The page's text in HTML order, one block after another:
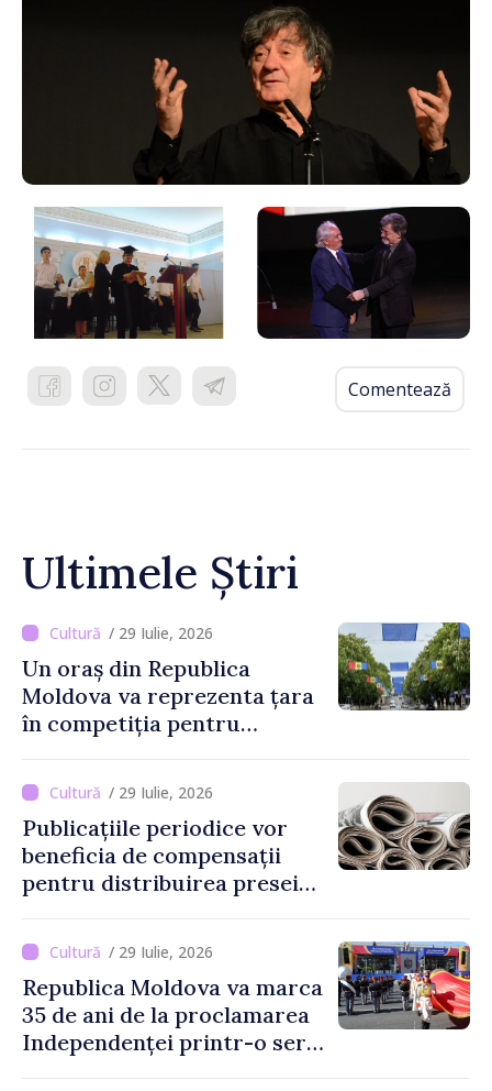
Comentează
Ultimele Știri
/ 29 Iulie, 2026
Un oraș din Republica
Moldova va reprezenta țara
în competiția pentru
Culturii 2033
/ 29 Iulie, 2026
Publicațiile periodice vor
beneficia de compensații
pentru distribuirea presei
/ 29 Iulie, 2026
Republica Moldova va marca
35 de ani de la proclamarea
Independenței printr-o serie